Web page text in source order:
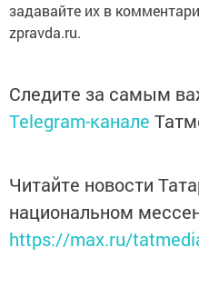
задавайте их в
zpravda.ru.
Следите за самым
Telegram-канале
Читайте новости
национальном
https://max.ru/